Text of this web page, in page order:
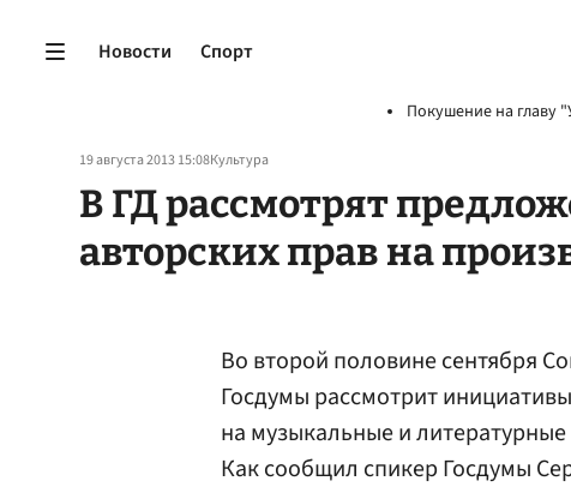
Новости Спорт
Покушение на главу
19 августа 2013 15:08Культура
В ГД рассмотрят
авторских прав на
Во второй половине сентября
Госдумы рассмотрит
на музыкальные и
Как сообщил спикер Госдумы